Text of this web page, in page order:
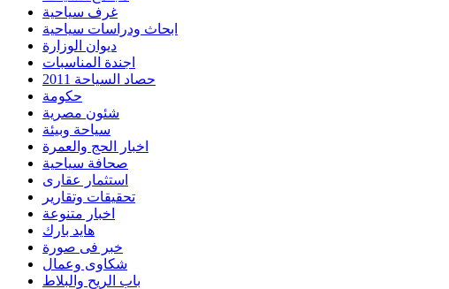
غرف سياحية
ابحاث ودراسات سياحية
ديوان الوزارة
اجندة المناسبات
حصاد السياحة 2011
حكومة
شئون مصرية
سياحة وبيئة
اخبار الحج والعمرة
صحافة سياحية
استثمار عقارى
تحقيقات وتقارير
اخبار متنوعة
هايد بارك
خبر فى صورة
شكاوى وعمال
باب الريح والبلاط